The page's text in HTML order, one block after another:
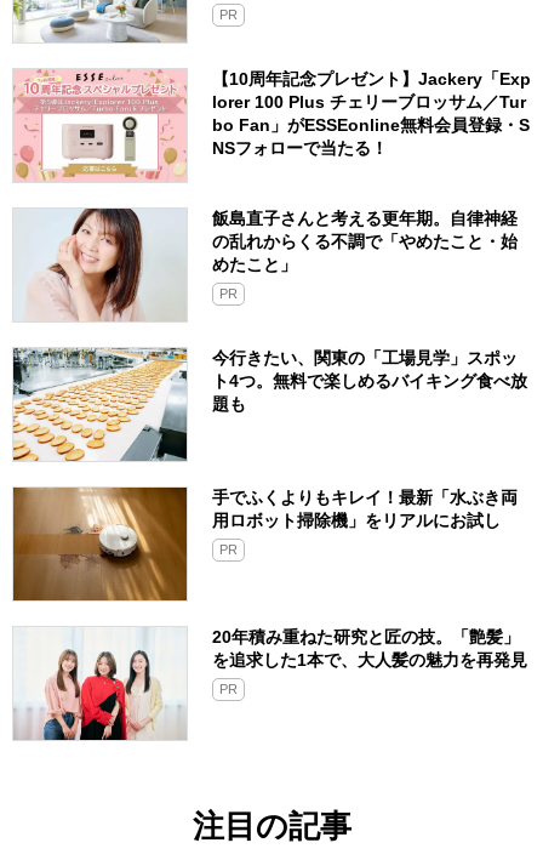
PR
【10周年記念プレゼント】Jackery「Exp
lorer 100 Plus チェリーブロッサム／Tur
bo Fan」がESSEonline無料会員登録・S
NSフォローで当たる！
飯島直子さんと考える更年期。自律神経
の乱れからくる不調で「やめたこと・始
めたこと」
PR
今行きたい、関東の「工場見学」スポッ
ト4つ。無料で楽しめるバイキング食べ放
題も
手でふくよりもキレイ！最新「水ぶき両
用ロボット掃除機」をリアルにお試し
PR
20年積み重ねた研究と匠の技。「艶髪」
を追求した1本で、大人髪の魅力を再発見
PR
注目の記事